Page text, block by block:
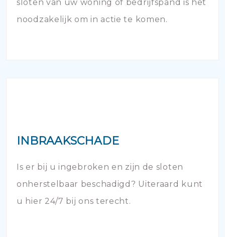
sloten van uw woning of bedrijfspand is het
noodzakelijk om in actie te komen.
INBRAAKSCHADE
Is er bij u ingebroken en zijn de sloten
onherstelbaar beschadigd? Uiteraard kunt
u hier 24/7 bij ons terecht.